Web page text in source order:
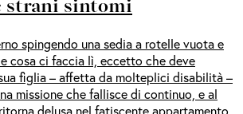
spingendo una sedia a rotelle vuota e
cosa ci faccia lì, eccetto che deve
figlia – affetta da molteplici disabilità –
missione che fallisce di continuo, e al
delusa nel fatiscente appartamento